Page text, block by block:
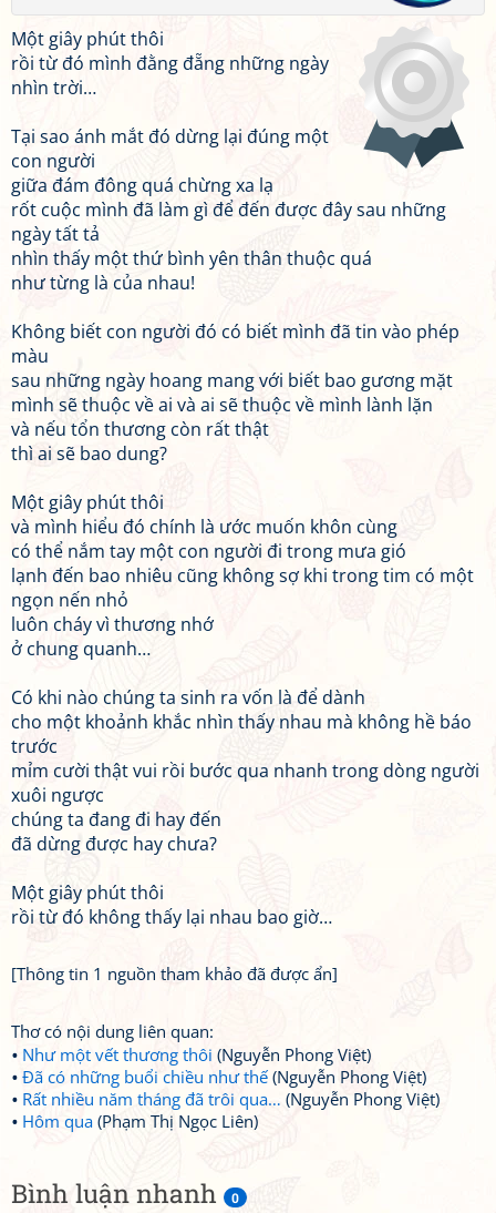
Bình luận nhanh 0
Một giây phút thôi
rồi từ đó mình đằng đẵng những ngày
nhìn trời…
Tại sao ánh mắt đó dừng lại đúng một
con người
giữa đám đông quá chừng xa lạ
rốt cuộc mình đã làm gì để đến được đây sau những
ngày tất tả
nhìn thấy một thứ bình yên thân thuộc quá
như từng là của nhau!
Không biết con người đó có biết mình đã tin vào phép
màu
sau những ngày hoang mang với biết bao gương mặt
mình sẽ thuộc về ai và ai sẽ thuộc về mình lành lặn
và nếu tổn thương còn rất thật
thì ai sẽ bao dung?
Một giây phút thôi
và mình hiểu đó chính là ước muốn khôn cùng
có thể nắm tay một con người đi trong mưa gió
lạnh đến bao nhiêu cũng không sợ khi trong tim có một
ngọn nến nhỏ
luôn cháy vì thương nhớ
ở chung quanh…
Có khi nào chúng ta sinh ra vốn là để dành
cho một khoảnh khắc nhìn thấy nhau mà không hề báo
trước
mỉm cười thật vui rồi bước qua nhanh trong dòng người
xuôi ngược
chúng ta đang đi hay đến
đã dừng được hay chưa?
Một giây phút thôi
rồi từ đó không thấy lại nhau bao giờ…
[Thông tin 1 nguồn tham khảo đã được ẩn]
Thơ có nội dung liên quan:
Như một vết thương thôi (Nguyễn Phong Việt)
Đã có những buổi chiều như thế (Nguyễn Phong Việt)
Rất nhiều năm tháng đã trôi qua… (Nguyễn Phong Việt)
Hôm qua (Phạm Thị Ngọc Liên)